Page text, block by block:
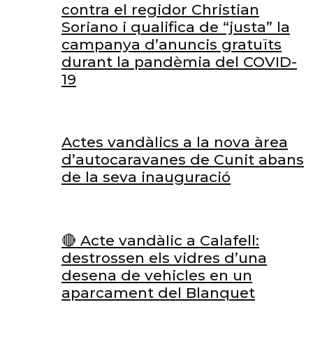
contra el regidor Christian
Soriano i qualifica de “justa” la
campanya d’anuncis gratuïts
durant la pandèmia del COVID-
19
Actes vandàlics a la nova àrea
d’autocaravanes de Cunit abans
de la seva inauguració
🔴 Acte vandàlic a Calafell:
destrossen els vidres d’una
desena de vehicles en un
aparcament del Blanquet